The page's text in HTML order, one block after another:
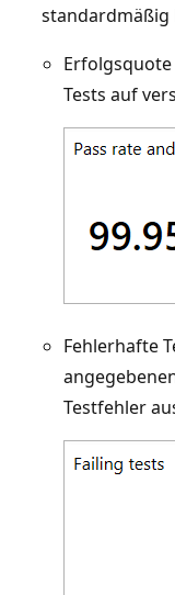
standardmäßig
Tests auf
Fehlerhafte
Testfehler